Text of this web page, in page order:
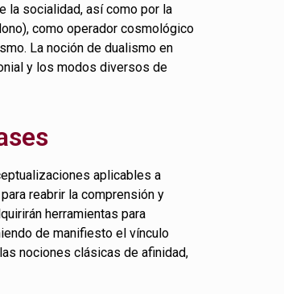
la socialidad, así como por la
como operador cosmológico
La noción de dualismo en
y los modos diversos de
aplicables a
reabrir la comprensión y
herramientas para
de manifiesto el vínculo
nociones clásicas de afinidad,